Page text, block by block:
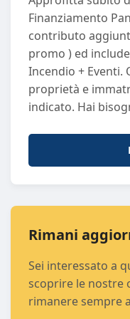
Km : 0
Normativa Ecologica
Porte: 5
Sedili : 5
Passo: 2672
Potenza (CV) : 279
Potenza (KW): 205
Proprietari
Finanziamento
contributo
promo ) ed
Incendio + Eventi.
proprietà e
indicato. Hai
scriverci su
6269. I nostri
di qualità e
controlli rigorosi
efficienza e
offrirti
Rimani
Sei interessato a
scoprire le nostre
rimanere sempre